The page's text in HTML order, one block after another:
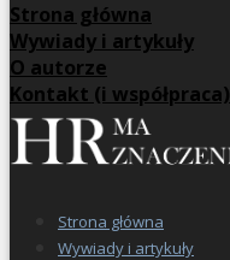
Strona główna
Wywiady i artykuły
O autorze
Kontakt (i współpraca)
Strona główna
Wywiady i artykuły